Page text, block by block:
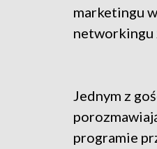
marketingu
networkingu
Jednym z
programie